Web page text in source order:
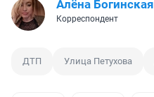
Алёна Богинская
Корреспондент
ДТП Улица Петухова